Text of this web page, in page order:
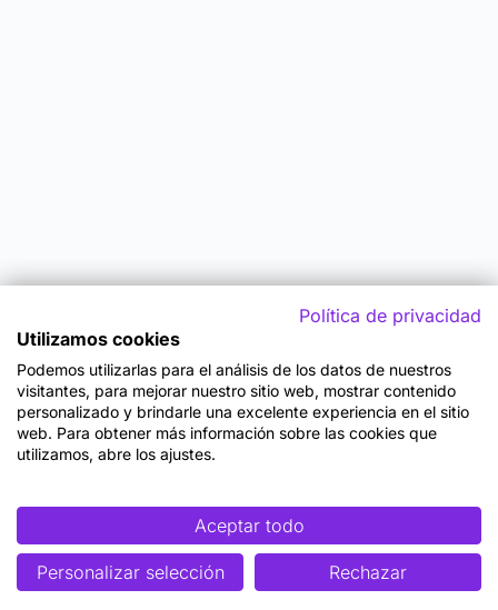
Política de privacidad
Utilizamos cookies
Podemos utilizarlas para el análisis de los datos de nuestros
visitantes, para mejorar nuestro sitio web, mostrar contenido
personalizado y brindarle una excelente experiencia en el sitio
web. Para obtener más información sobre las cookies que
utilizamos, abre los ajustes.
Aceptar todo
Personalizar selección Rechazar